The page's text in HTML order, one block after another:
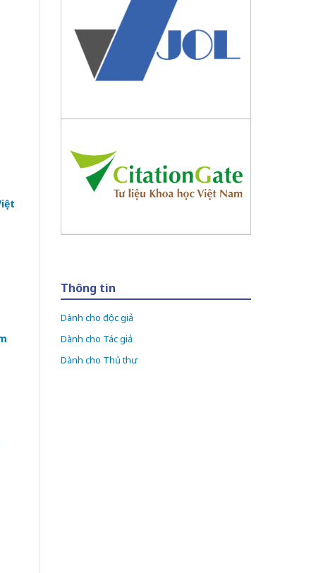
Thông tin
Dành cho độc giả
Dành cho Tác giả
Dành cho Thủ thư